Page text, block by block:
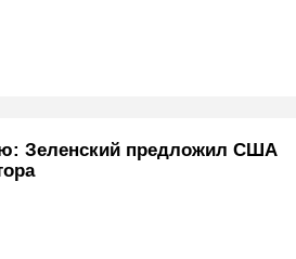
Зеленский предложил США